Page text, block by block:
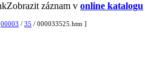
Zobrazit záznam v online katalogu
00003 / 35 / 000033525.htm ]